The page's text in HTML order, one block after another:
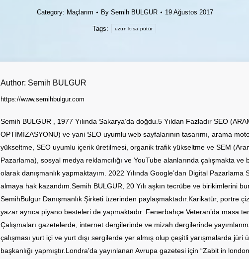
Category: Maçlarım By Semih BULGUR 19 Ağustos 2017
Tags: uzun kısa pütür
Author: Semih BULGUR
https://www.semihbulgur.com
Semih BULGUR , 1977 Yılında Sakarya’da doğdu.5 Yıldan Fazladır SEO
OPTİMİZASYONU) ve yani SEO uyumlu web sayfalarının tasarımı, arama
yükseltme, SEO uyumlu içerik üretilmesi, organik trafik yükseltme ve SEM
Pazarlama), sosyal medya reklamcılığı ve YouTube alanlarında çalışmakta ve
olarak danışmanlık yapmaktayım. 2022 Yılında Google’dan Digital Pazarlama
almaya hak kazandım.Semih BULGUR, 20 Yılı aşkın tecrübe ve birikimlerini
SemihBulgur Danışmanlık Şirketi üzerinden paylaşmaktadır.Karikatür, portre
yazar ayrıca piyano besteleri de yapmaktadır. Fenerbahçe Veteran’da masa
Çalışmaları gazetelerde, internet dergilerinde ve mizah dergilerinde
çalışması yurt içi ve yurt dışı sergilerde yer almış olup çeşitli yarışmalarda jüri
başkanlığı yapmıştır.Londra’da yayınlanan Avrupa gazetesi için “Zabit in